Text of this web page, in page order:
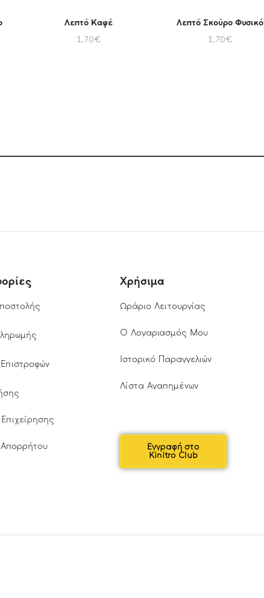
Λεπτό Καφέ
1,70€
Λεπτό Σκούρο Φυσικό
1,70€
Επιστροφών
Απορρήτου
Χρήσιμα
Ωράριο Λειτουργίας
Ο Λογαριασμός Μου
Ιστορικό Παραγγελιών
Λίστα Αγαπημένων
Εγγραφή στο
Kinitro Club